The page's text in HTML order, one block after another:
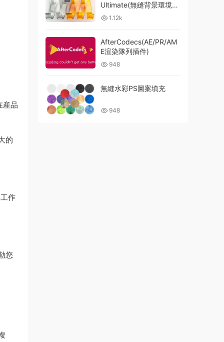
産品
的
作
您
Ultimate(無縫背景環境渲
1.12k
AfterCodecs(AE/PR/AM
E渲染隊列插件)
948
無縫水彩PS圖案填充
948